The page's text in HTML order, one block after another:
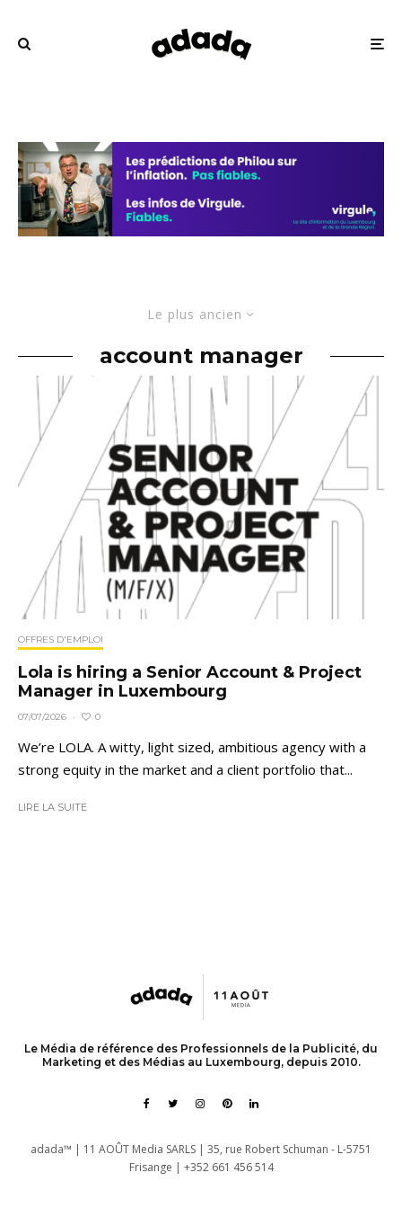
Le plus ancien
account manager
OFFRES D'EMPLOI
Lola is hiring a Senior Account & Project
Manager in Luxembourg
07/07/2026 · 0
We’re LOLA. A witty, light sized, ambitious agency with a
strong equity in the market and a client portfolio that...
LIRE LA SUITE
Le Média de référence des Professionnels de la Publicité, du
Marketing et des Médias au Luxembourg, depuis 2010.
adada™ | 11 AOÛT Media SARLS | 35, rue Robert Schuman - L-5751
Frisange | +352 661 456 514